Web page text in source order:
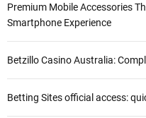
Premium Mobile Accessories
Smartphone Experience
Betzillo Casino Australia:
Betting Sites official access: